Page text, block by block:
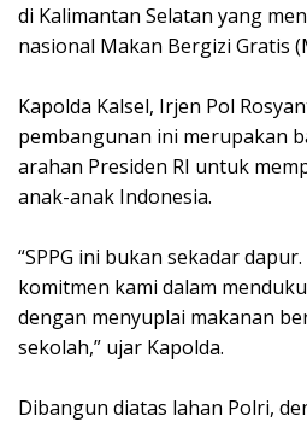
di Kalimantan Selatan yang
nasional Makan Bergizi Gratis
Kapolda Kalsel, Irjen Pol
pembangunan ini merupakan
arahan Presiden RI untuk
anak-anak Indonesia.
“SPPG ini bukan sekadar
komitmen kami dalam
dengan menyuplai makanan
sekolah,” ujar Kapolda.
Dibangun diatas lahan Polri,